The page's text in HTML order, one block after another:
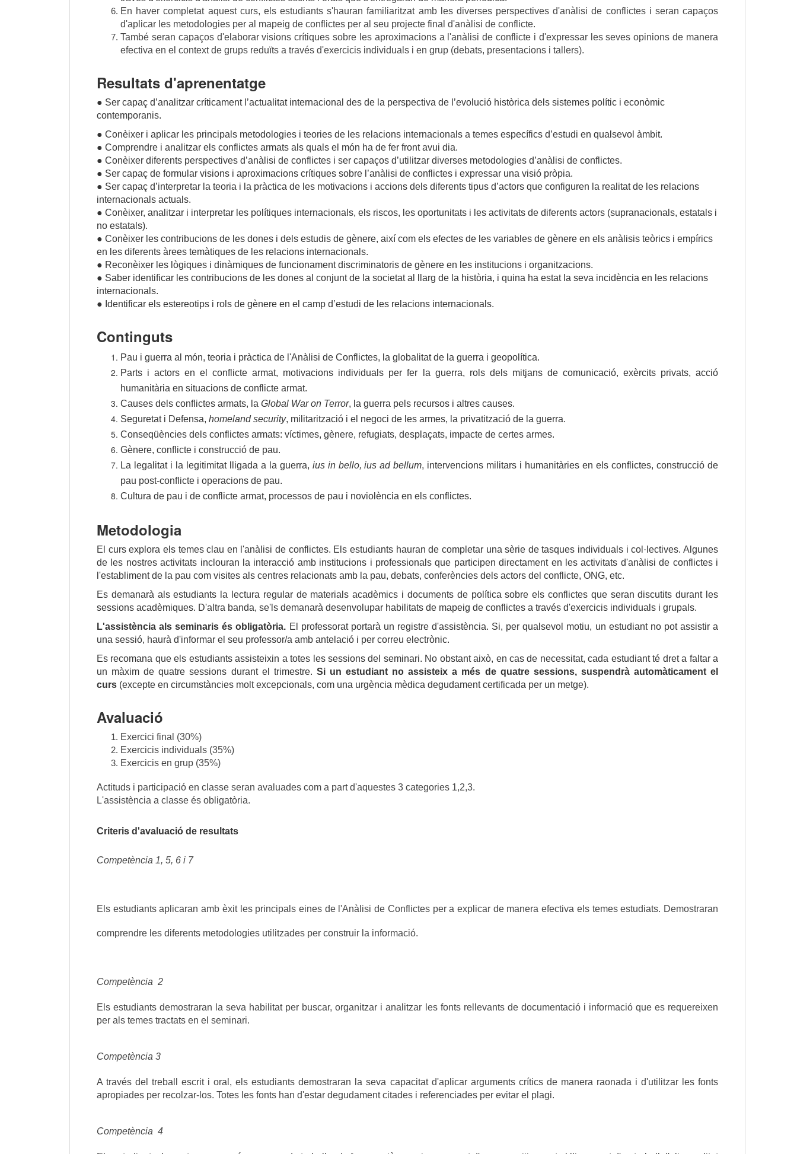
En haver completat aquest curs, els estudiants s'hauran familiaritzat amb les diverses perspectives d'anàlisi de conflictes i seran capaços
d'aplicar les metodologies per al mapeig de conflictes per al seu projecte final d'anàlisi de conflicte.
També seran capaços d'elaborar visions crítiques sobre les aproximacions a l'anàlisi de conflicte i d'expressar les seves opinions de manera
efectiva en el context de grups reduïts a través d'exercicis individuals i en grup (debats, presentacions i tallers).
Resultats d'aprenentatge
● Ser capaç d’analitzar críticament l’actualitat internacional des de la perspectiva de l’evolució històrica dels sistemes polític i econòmic
contemporanis.
● Conèixer i aplicar les principals metodologies i teories de les relacions internacionals a temes específics d’estudi en qualsevol àmbit.
● Comprendre i analitzar els conflictes armats als quals el món ha de fer front avui dia.
● Conèixer diferents perspectives d’anàlisi de conflictes i ser capaços d’utilitzar diverses metodologies d’anàlisi de conflictes.
● Ser capaç de formular visions i aproximacions crítiques sobre l’anàlisi de conflictes i expressar una visió pròpia.
● Ser capaç d’interpretar la teoria i la pràctica de les motivacions i accions dels diferents tipus d’actors que configuren la realitat de les relacions
internacionals actuals.
● Conèixer, analitzar i interpretar les polítiques internacionals, els riscos, les oportunitats i les activitats de diferents actors (supranacionals, estatals i
no estatals).
● Conèixer les contribucions de les dones i dels estudis de gènere, així com els efectes de les variables de gènere en els anàlisis teòrics i empírics
en les diferents àrees temàtiques de les relacions internacionals.
● Reconèixer les lògiques i dinàmiques de funcionament discriminatoris de gènere en les institucions i organitzacions.
● Saber identificar les contribucions de les dones al conjunt de la societat al llarg de la història, i quina ha estat la seva incidència en les relacions
internacionals.
● Identificar els estereotips i rols de gènere en el camp d’estudi de les relacions internacionals.
Continguts
Pau i guerra al món, teoria i pràctica de l'Anàlisi de Conflictes, la globalitat de la guerra i geopolítica.
Parts i actors en el conflicte armat, motivacions individuals per fer la guerra, rols dels mitjans de comunicació, exèrcits privats, acció
humanitària en situacions de conflicte armat.
Causes dels conflictes armats, la Global War on Terror, la guerra pels recursos i altres causes.
Seguretat i Defensa, homeland security, militarització i el negoci de les armes, la privatització de la guerra.
Conseqüències dels conflictes armats: víctimes, gènere, refugiats, desplaçats, impacte de certes armes.
Gènere, conflicte i construcció de pau.
La legalitat i la legitimitat lligada a la guerra, ius in bello, ius ad bellum, intervencions militars i humanitàries en els conflictes, construcció de
pau post-conflicte i operacions de pau.
Cultura de pau i de conflicte armat, processos de pau i noviolència en els conflictes.
Metodologia
El curs explora els temes clau en l'anàlisi de conflictes. Els estudiants hauran de completar una sèrie de tasques individuals i col·lectives. Algunes
de les nostres activitats inclouran la interacció amb institucions i professionals que participen directament en les activitats d'anàlisi de conflictes i
l'establiment de la pau com visites als centres relacionats amb la pau, debats, conferències dels actors del conflicte, ONG, etc.
Es demanarà als estudiants la lectura regular de materials acadèmics i documents de política sobre els conflictes que seran discutits durant les
sessions acadèmiques. D'altra banda, se'ls demanarà desenvolupar habilitats de mapeig de conflictes a través d'exercicis individuals i grupals.
L'assistència als seminaris és obligatòria. El professorat portarà un registre d'assistència. Si, per qualsevol motiu, un estudiant no pot assistir a
una sessió, haurà d'informar el seu professor/a amb antelació i per correu electrònic.
Es recomana que els estudiants assisteixin a totes les sessions del seminari. No obstant això, en cas de necessitat, cada estudiant té dret a faltar a
un màxim de quatre sessions durant el trimestre. Si un estudiant no assisteix a més de quatre sessions, suspendrà automàticament el
curs (excepte en circumstàncies molt excepcionals, com una urgència mèdica degudament certificada per un metge).
Avaluació
Exercici final (30%)
Exercicis individuals (35%)
Exercicis en grup (35%)
Actituds i participació en classe seran avaluades com a part d'aquestes 3 categories 1,2,3.
L'assistència a classe és obligatòria.
Criteris d'avaluació de resultats
Competència 1, 5, 6 i 7
Els estudiants aplicaran amb èxit les principals eines de l'Anàlisi de Conflictes per a explicar de manera efectiva els temes estudiats. Demostraran
comprendre les diferents metodologies utilitzades per construir la informació.
Competència 2
Els estudiants demostraran la seva habilitat per buscar, organitzar i analitzar les fonts rellevants de documentació i informació que es requereixen
per als temes tractats en el seminari.
Competència 3
A través del treball escrit i oral, els estudiants demostraran la seva capacitat d'aplicar arguments crítics de manera raonada i d'utilitzar les fonts
apropiades per recolzar-los. Totes les fonts han d'estar degudament citades i referenciades per evitar el plagi.
Competència 4